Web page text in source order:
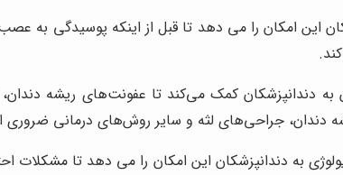
این امکان را می دهد تا قبل از اینکه پوسیدگی به
به دندانپزشکان کمک می‌کند تا عفونت‌های ریشه
دندان، جراحی‌های لثه و سایر روش‌های درمانی
به دندانپزشکان این امکان را می دهد تا مشکلات